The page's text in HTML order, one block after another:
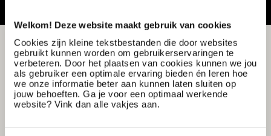
Welkom! Deze website maakt gebruik van cookies
Cookies zijn kleine tekstbestanden die door websites
gebruikt kunnen worden om gebruikerservaringen te
verbeteren. Door het plaatsen van cookies kunnen we jou
als gebruiker een optimale ervaring bieden én leren hoe
we onze informatie beter aan kunnen laten sluiten op
jouw behoeften. Ga je voor een optimaal werkende
website? Vink dan alle vakjes aan.